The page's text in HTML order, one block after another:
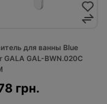
для ванны Blue
GALA GAL-BWN.020C
грн.